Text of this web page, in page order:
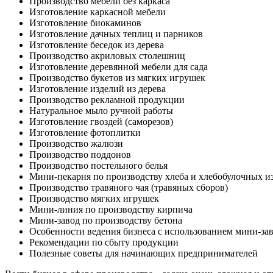
Изготовление каркасной мебели
Изготовление биокаминов
Изготовление дачных теплиц и парников
Изготовление беседок из дерева
Производство акриловых столешниц
Изготовление деревянной мебели для сада
Производство букетов из мягких игрушек
Изготовление изделий из дерева
Производство рекламной продукции
Натуральное мыло ручной работы
Изготовление гвоздей (саморезов)
Изготовление фотоплитки
Производство жалюзи
Производство поддонов
Производство постельного белья
Мини-пекарня по производству хлеба и хлебобулочных
Производство травяного чая (травяных сборов)
Производство мягких игрушек
Мини-линия по производству кирпича
Мини-завод по производству бетона
Особенности ведения бизнеса с использованием мини-
Рекомендации по сбыту продукции
Полезные советы для начинающих предпринимателей